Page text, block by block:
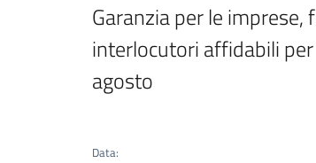
Garanzia per le
interlocutori affidabili
agosto
Data: